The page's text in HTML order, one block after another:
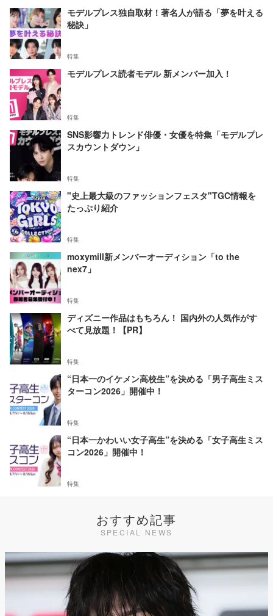
モデルプレス独自取材！著名人が語る「夢を叶える
秘訣」
特集
モデルプレス読者モデル 新メンバー加入！
特集
SNS影響力トレンド俳優・女優を特集「モデルプレ
スカウントダウン」
特集
"史上最大級のファッションフェスタ"TGC情報を
たっぷり紹介
特集
moxymill新メンバーオーディション「to the
nex7」
特集
ディズニー作品はもちろん！ 国内外の人気作がす
べて見放題！【PR】
特集
“日本一のイケメン高校生”を決める「男子高生ミス
ターコン2026」開催中！
特集
“日本一かわいい女子高生”を決める「女子高生ミス
コン2026」開催中！
特集
おすすめ記事
SPECIAL NEWS